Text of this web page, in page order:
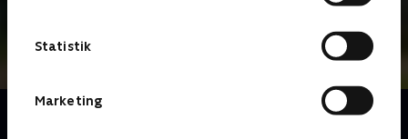
Statistik
Marketing
Om Robin Hood: Spilopper i Sherwood-skoven